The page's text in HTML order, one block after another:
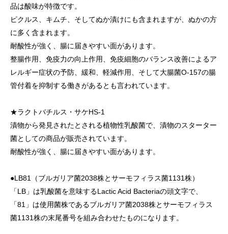
品は酸味が特徴です。
ピクルス、キムチ、そしてぬか漬けにも含まれますが、ぬかの方
に多く含まれます。
耐酸性が強く、腸に届きやすい面があります。
整腸作用、免疫力の向上作用、免疫細胞のバランス改善によるア
レルギー症状の予防、緩和、軽減作用、そして大腸菌O-157の腸
管付着を抑制する働きがあるとも言われています。
★ラクトバチルス・サケHS-1
漬物から発見されたとされる植物性乳酸菌で、漬物のスターター
菌としての商品が販売されています。
耐酸性が強く、腸に届きやすい面があります。
●LB81（ブルガリア菌2038株とサーモフィラス菌1131株）
「LB」は乳酸菌を意味するLactic Acid Bacteriaの頭文字で、
「81」は使用菌株であるブルガリア菌2038株とサーモフィラス
菌1131株の末尾番号を組み合わせたものになります。